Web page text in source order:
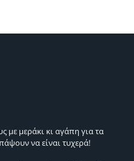
με μεράκι κι αγάπη για τα
να είναι τυχερά!